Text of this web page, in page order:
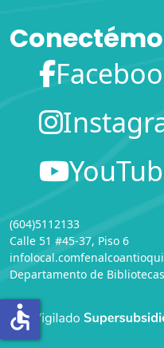
(604)5112133
Calle 51 #45-37, Piso 6
Departamento de Bibliotecas
accessible